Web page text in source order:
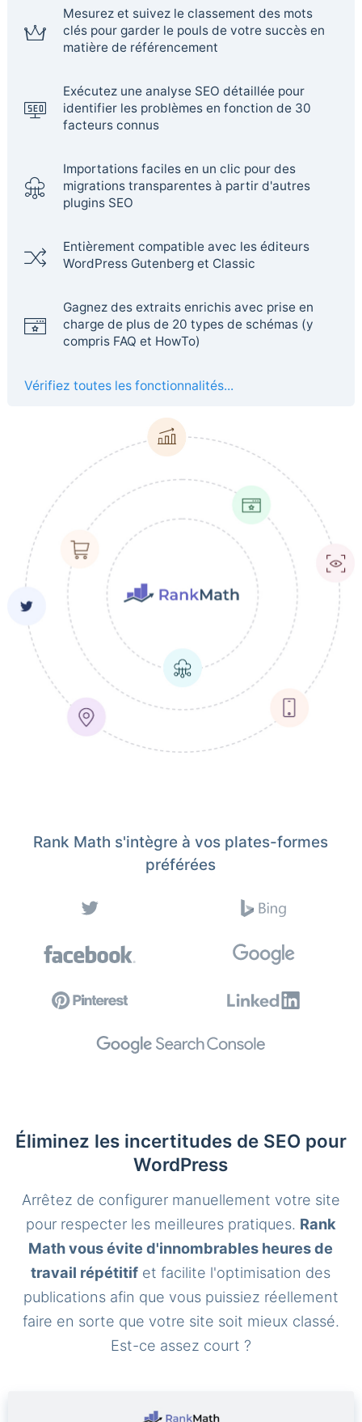
Mesurez et suivez le classement des mots
clés pour garder le pouls de votre succès en
matière de référencement
Exécutez une analyse SEO détaillée pour
identifier les problèmes en fonction de 30
facteurs connus
Importations faciles en un clic pour des
migrations transparentes à partir d'autres
plugins SEO
Entièrement compatible avec les éditeurs
WordPress Gutenberg et Classic
Gagnez des extraits enrichis avec prise en
charge de plus de 20 types de schémas (y
compris FAQ et HowTo)
Vérifiez toutes les fonctionnalités...
Rank Math s'intègre à vos plates-formes
préférées
Éliminez les incertitudes de SEO pour
WordPress
Arrêtez de configurer manuellement votre site
pour respecter les meilleures pratiques. Rank
Math vous évite d'innombrables heures de
travail répétitif et facilite l'optimisation des
publications afin que vous puissiez réellement
faire en sorte que votre site soit mieux classé.
Est-ce assez court ?